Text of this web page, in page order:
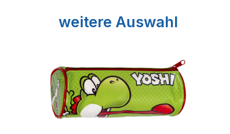
Produktgalerie überspringen
weitere Auswahl